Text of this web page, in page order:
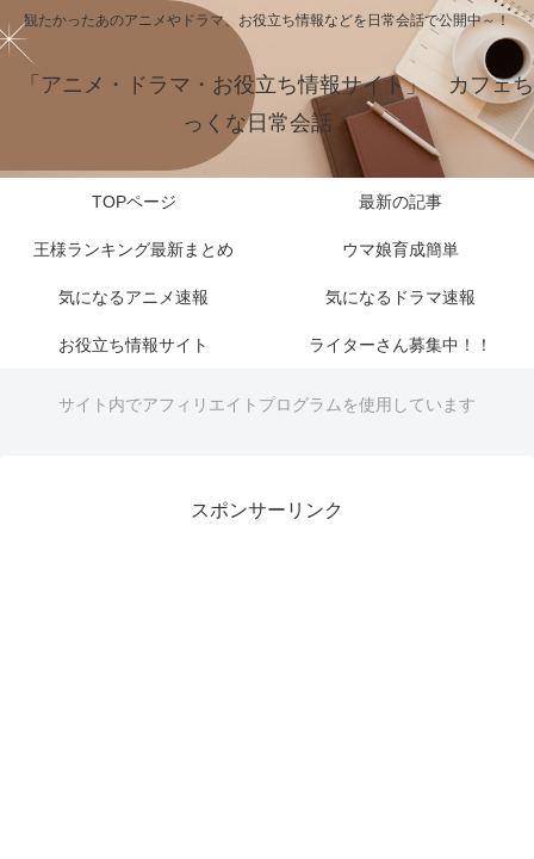
観たかったあのアニメやドラマ、お役立ち情報などを日常会話で公開中～！
「アニメ・ドラマ・お役立ち情報サイト」 カフェち
っくな日常会話
TOPページ 最新の記事
王様ランキング最新まとめ ウマ娘育成簡単
気になるアニメ速報 気になるドラマ速報
お役立ち情報サイト ライターさん募集中！！
サイト内でアフィリエイトプログラムを使用しています
スポンサーリンク